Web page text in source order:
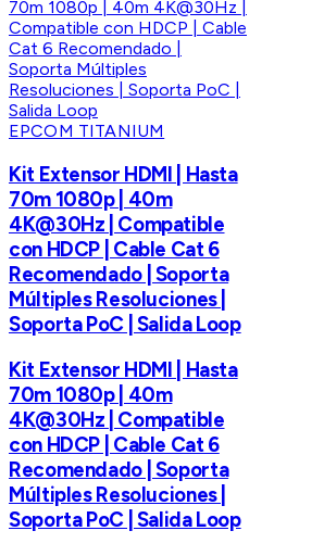
EPCOM TITANIUM
Kit Extensor HDMI | Hasta
70m 1080p | 40m
4K@30Hz | Compatible
con HDCP | Cable Cat 6
Recomendado | Soporta
Múltiples Resoluciones |
Soporta PoC | Salida Loop
Kit Extensor HDMI | Hasta
70m 1080p | 40m
4K@30Hz | Compatible
con HDCP | Cable Cat 6
Recomendado | Soporta
Múltiples Resoluciones |
Soporta PoC | Salida Loop